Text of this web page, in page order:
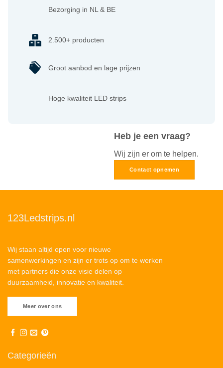
Heb je een vraag?
Wij zijn er om te helpen.
Contact opnemen
Bezorging in NL & BE
2.500+ producten
Groot aanbod en lage prijzen
Hoge kwaliteit LED strips
123Ledstrips.nl
Wij staan altijd open voor nieuwe
samenwerkingen en zijn er trots op om te werken
met partners die onze visie delen op
duurzaamheid, innovatie en kwaliteit.
Meer over ons
Categorieën